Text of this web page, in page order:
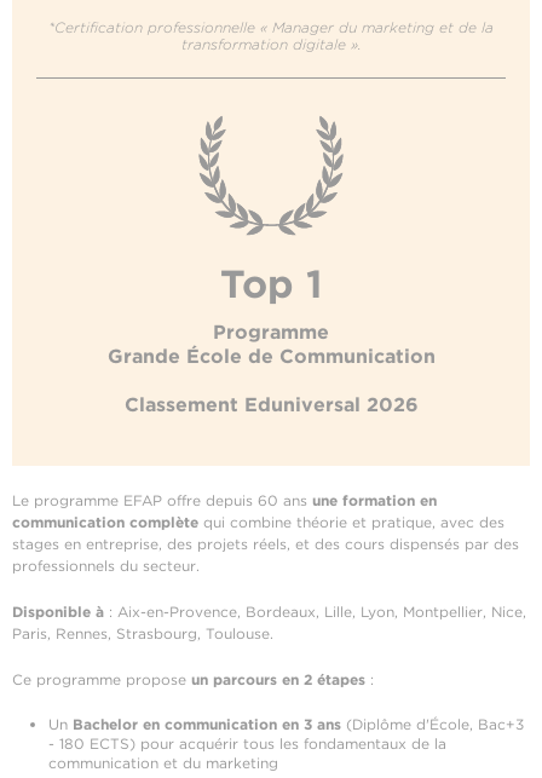
*Certification professionnelle « Manager du marketing et de la
transformation digitale ».
Top 1
Programme
Grande École de Communication
Classement Eduniversal 2026
Le programme EFAP offre depuis 60 ans une formation en
communication complète qui combine théorie et pratique, avec des
stages en entreprise, des projets réels, et des cours dispensés par des
professionnels du secteur.
Disponible à : Aix-en-Provence, Bordeaux, Lille, Lyon, Montpellier, Nice,
Paris, Rennes, Strasbourg, Toulouse.
Ce programme propose un parcours en 2 étapes :
Un Bachelor en communication en 3 ans (Diplôme d'École, Bac+3
- 180 ECTS) pour acquérir tous les fondamentaux de la
communication et du marketing